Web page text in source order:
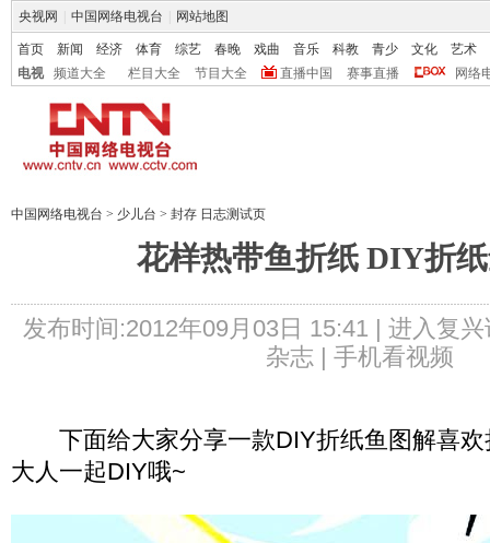
央视网 中国网络电视台 网站地图
首页 新闻 经济 体育 综艺 春晚 戏曲 音乐 科教 青少 文化
艺术
电视
频道大全 栏目大全 节目大全 直播中国 赛事直播 网络
中国网络电视台 > 少儿台 > 封存 日志测试页
花样热带鱼折纸 DIY折
发布时间:2012年09月03日 15:41 | 进入复兴
杂志 | 手机看视频
下面给大家分享一款DIY折纸鱼图解喜欢
大人一起DIY哦~